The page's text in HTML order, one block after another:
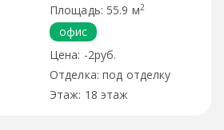
55.9 м2
офис
-2руб.
под отделку
18 этаж